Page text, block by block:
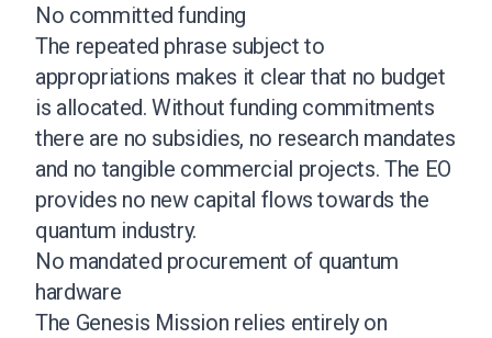
No committed funding
The repeated phrase subject to
appropriations makes it clear that no budget
is allocated. Without funding commitments
there are no subsidies, no research mandates
and no tangible commercial projects. The EO
provides no new capital flows towards the
quantum industry.
No mandated procurement of quantum
hardware
The Genesis Mission relies entirely on